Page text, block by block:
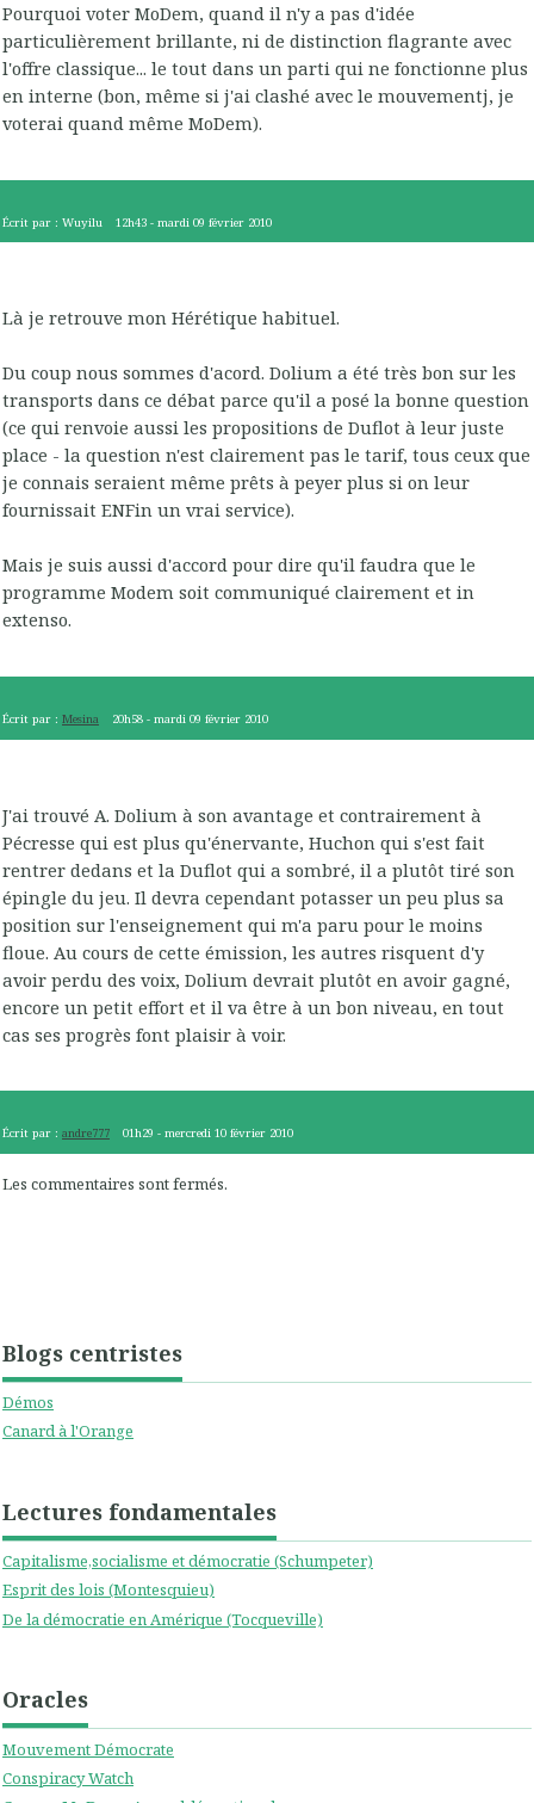
Blogs centristes
Démos
Canard à l'Orange
Lectures fondamentales
Capitalisme,socialisme et démocratie (Schumpeter)
Esprit des lois (Montesquieu)
De la démocratie en Amérique (Tocqueville)
Oracles
Mouvement Démocrate
Conspiracy Watch
Pourquoi voter MoDem, quand il n'y a pas d'idée
particulièrement brillante, ni de distinction flagrante avec
l'offre classique... le tout dans un parti qui ne fonctionne plus
en interne (bon, même si j'ai clashé avec le mouvementj, je
voterai quand même MoDem).
Écrit par : Wuyilu 12h43 -mardi 09 février 2010
Là je retrouve mon Hérétique habituel.
Du coup nous sommes d'acord. Dolium a été très bon sur les
transports dans ce débat parce qu'il a posé la bonne question
(ce qui renvoie aussi les propositions de Duflot à leur juste
place - la question n'est clairement pas le tarif, tous ceux que
je connais seraient même prêts à peyer plus si on leur
fournissait ENFin un vrai service).
Mais je suis aussi d'accord pour dire qu'il faudra que le
programme Modem soit communiqué clairement et in
extenso.
Écrit par : Mesina 20h58 -mardi 09 février 2010
J'ai trouvé A. Dolium à son avantage et contrairement à
Pécresse qui est plus qu'énervante, Huchon qui s'est fait
rentrer dedans et la Duflot qui a sombré, il a plutôt tiré son
épingle du jeu. Il devra cependant potasser un peu plus sa
position sur l'enseignement qui m'a paru pour le moins
floue. Au cours de cette émission, les autres risquent d'y
avoir perdu des voix, Dolium devrait plutôt en avoir gagné,
encore un petit effort et il va être à un bon niveau, en tout
cas ses progrès font plaisir à voir.
Écrit par : andre777 01h29 -mercredi 10 février 2010
Les commentaires sont fermés.